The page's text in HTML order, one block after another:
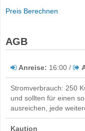
Preis Berechnen
AGB
Anreise: 16:00 /
Stromverbrauch: 250
und sollten für einen
ausreichen, jede
Kaution